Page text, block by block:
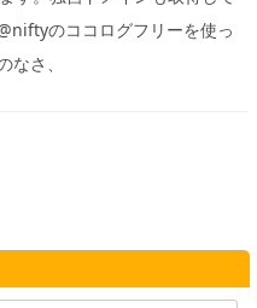
のココログフリーを使っ
さ、